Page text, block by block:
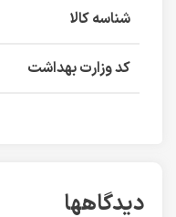
شناسه کالا
کد وزارت بهداشت
دیدگاهها